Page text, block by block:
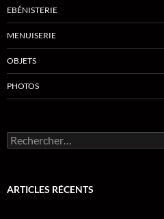
EBÉNISTERIE
MENUISERIE
OBJETS
PHOTOS
Rechercher :
ARTICLES RÉCENTS